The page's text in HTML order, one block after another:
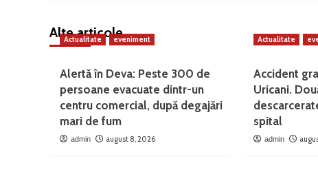
Alte articole
Actualitate eveniment
Alertă în Deva: Peste 300 de
persoane evacuate dintr-un
centru comercial, după degajări
mari de fum
admin august 8, 2026
Actualitate
Accident
Uricani.
spital
admin